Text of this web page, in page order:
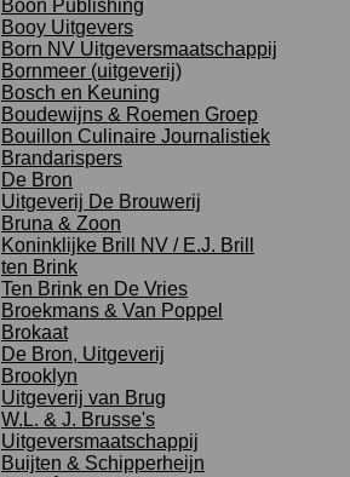
Boon Publishing
Booy Uitgevers
Born NV Uitgeversmaatschappij
Bornmeer (uitgeverij)
Bosch en Keuning
Boudewijns & Roemen Groep
Bouillon Culinaire Journalistiek
Brandarispers
De Bron
Uitgeverij De Brouwerij
Bruna & Zoon
Koninklijke Brill NV / E.J. Brill
ten Brink
Ten Brink en De Vries
Broekmans & Van Poppel
Brokaat
De Bron, Uitgeverij
Brooklyn
Uitgeverij van Brug
W.L. & J. Brusse's
Uitgeversmaatschappij
Buijten & Schipperheijn